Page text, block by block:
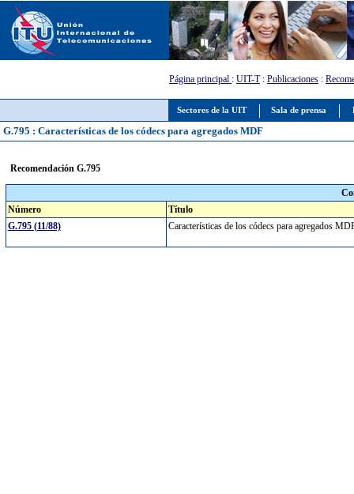
Sectores de la UIT Sala de prensa
Página principal : UIT-T: Publicaciones :
G.795 : Características de los códecs para agregados MDF
Recomendación G.795
Número
Título
G.795 (11/88)
Características de los códecs para agregados